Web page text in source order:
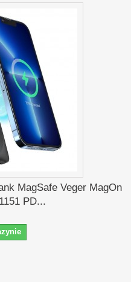
MagSafe Veger MagOn
PD...